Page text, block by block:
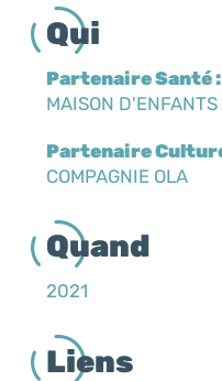
Qui
Partenaire Santé :
MAISON
Partenaire
COMPAGNIE OLA
Quand
2021
Liens